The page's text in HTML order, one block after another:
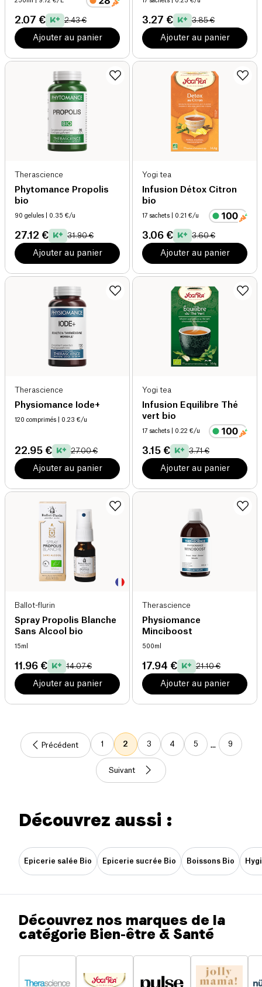
2.07 € 2.43 €
Ajouter au panier
3.27 € 3.85 €
Ajouter au panier
Therascience
Phytomance Propolis
bio
90 gelules | 0.35 €/u
27.12 € 31.90 €
Ajouter au panier
Yogi tea
Infusion Détox Citron
bio
17 sachets | 0.21 €/u
3.06 € 3.60 €
Ajouter au panier
Therascience
Physiomance Iode+
120 comprimés | 0.23 €/u
22.95 € 27.00 €
Ajouter au panier
Yogi tea
Infusion Equilibre Thé
vert bio
17 sachets | 0.22 €/u
3.15 € 3.71 €
Ajouter au panier
Ballot-flurin
Spray Propolis Blanche
Sans Alcool bio
15ml
11.96 € 14.07 €
Ajouter au panier
Therascience
Physiomance
Minciboost
500ml
17.94 € 21.10 €
Ajouter au panier
Précédent 1 2 3 4 5 ... 9
Suivant
Découvrez aussi :
Epicerie salée Bio Epicerie sucrée Bio Boissons Bio
Découvrez nos marques de la
catégorie Bien-être & Santé